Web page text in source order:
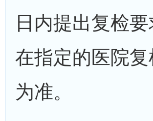
日内提出复检
在指定的医院
为准。